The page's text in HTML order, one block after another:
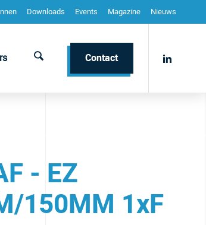
Downloads Events Magazine Nieuws
Contact
- EZ
150MM 1xF